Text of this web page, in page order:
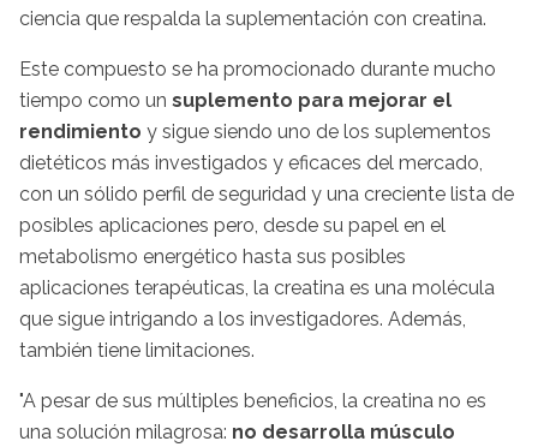
ciencia que respalda la suplementación con creatina.
Este compuesto se ha promocionado durante mucho
tiempo como un suplemento para mejorar el
rendimiento y sigue siendo uno de los suplementos
dietéticos más investigados y eficaces del mercado,
con un sólido perfil de seguridad y una creciente lista de
posibles aplicaciones pero, desde su papel en el
metabolismo energético hasta sus posibles
aplicaciones terapéuticas, la creatina es una molécula
que sigue intrigando a los investigadores. Además,
también tiene limitaciones.
"A pesar de sus múltiples beneficios, la creatina no es
una solución milagrosa: no desarrolla músculo